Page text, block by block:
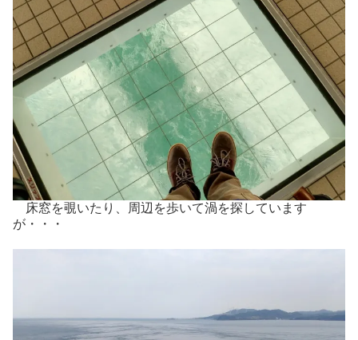
床窓を覗いたり、周辺を歩いて渦を探しています
が・・・